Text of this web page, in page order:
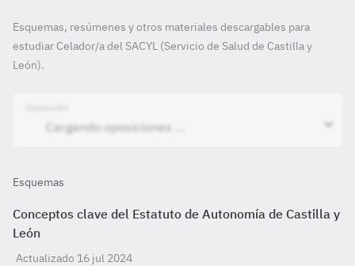
Esquemas, resúmenes y otros materiales descargables para
estudiar Celador/a del SACYL (Servicio de Salud de Castilla y
León).
Esquemas
Conceptos clave del Estatuto de Autonomía de Castilla y
León
Actualizado 16 jul 2024